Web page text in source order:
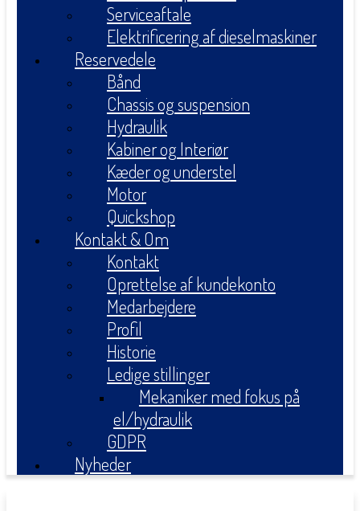
Serviceaftale
Elektrificering af dieselmaskiner
Reservedele
Bånd
Chassis og suspension
Hydraulik
Kabiner og Interiør
Kæder og understel
Motor
Quickshop
Kontakt & Om
Kontakt
Oprettelse af kundekonto
Medarbejdere
Profil
Historie
Ledige stillinger
Mekaniker med fokus på
el/hydraulik
GDPR
Nyheder